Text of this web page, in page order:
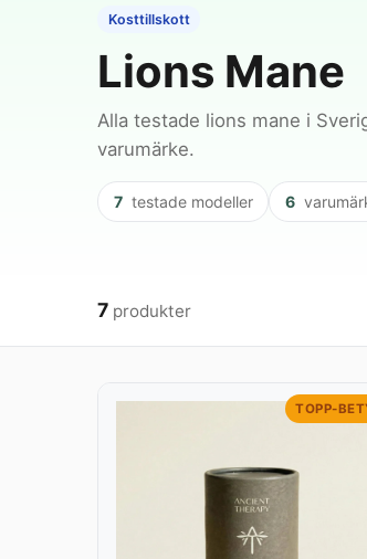
Kosttillskott
Lions Mane
Alla testade lions mane i
varumärke.
7 testade modeller 6
7 produkter
TOPP-